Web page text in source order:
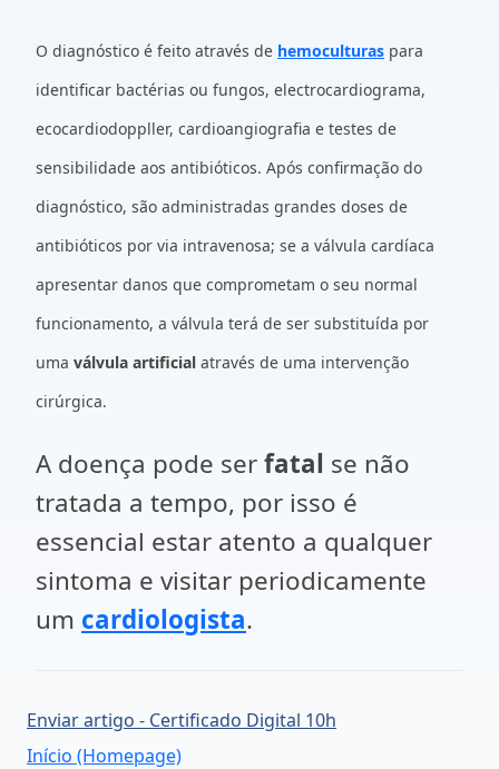
O diagnóstico é feito através de hemoculturas para
identificar bactérias ou fungos, electrocardiograma,
ecocardiodoppller, cardioangiografia e testes de
sensibilidade aos antibióticos. Após confirmação do
diagnóstico, são administradas grandes doses de
antibióticos por via intravenosa; se a válvula cardíaca
apresentar danos que comprometam o seu normal
funcionamento, a válvula terá de ser substituída por
uma válvula artificial através de uma intervenção
cirúrgica.
A doença pode serfatal se não
tratada a tempo, por isso é
essencial estar atento a qualquer
sintoma e visitar periodicamente
um cardiologista.
Enviar artigo - Certificado Digital 10h
Início (Homepage)